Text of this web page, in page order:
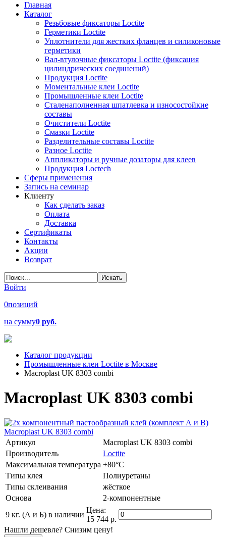
Главная
Каталог
Резьбовые фиксаторы Loctite
Герметики Loctite
Уплотнители для жестких фланцев и силиконовые
герметики
Вал-втулочные фиксаторы Loctite (фиксация
цилиндрических соединений)
Продукция Loctite
Моментальные клеи Loctite
Промышленные клеи Loctite
Сталенаполненная шпатлевка и износостойкие
составы
Очистители Loctite
Смазки Loctite
Разделительные составы Loctite
Разное Loctite
Аппликаторы и ручные дозаторы для клеев
Продукция Loctech
Сферы применения
Запись на семинар
Клиенту
Как сделать заказ
Оплата
Доставка
Сертификаты
Контакты
Акции
Возврат
Войти
0позиций
на сумму0 руб.
Каталог продукции
Промышленные клеи Loctite в Москве
Macroplast UK 8303 combi
Macroplast UK 8303 combi
Артикул
Macroplast UK 8303 combi
Производитель
Loctite
Максимальная температура +80°C
Типы клея
Полиуретаны
Типы склеивания
жёсткое
Основа
2-компонентные
9 кг. (А и Б) в наличии
Цена:
15 744 р.
Нашли дешевле? Снизим цену!